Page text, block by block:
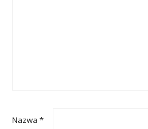
Nazwa *